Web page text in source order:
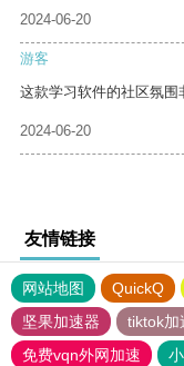
2024-06-20
游客
这款学习软件的社区氛围
2024-06-20
友情链接
网站地图 QuickQ
坚果加速器
tiktok加
免费vqn外网加速